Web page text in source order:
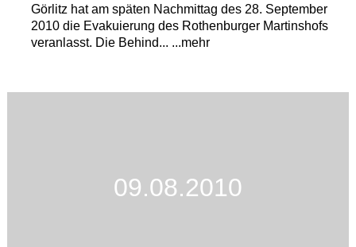
Görlitz hat am späten Nachmittag des 28. September
2010 die Evakuierung des Rothenburger Martinshofs
veranlasst. Die Behind... ...mehr
09.08.2010